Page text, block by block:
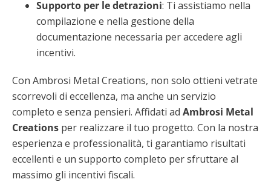
Supporto per le detrazioni: Ti assistiamo nella
compilazione e nella gestione della
documentazione necessaria per accedere agli
incentivi.
Con Ambrosi Metal Creations, non solo ottieni vetrate
scorrevoli di eccellenza, ma anche un servizio
completo e senza pensieri. Affidati ad Ambrosi Metal
Creations per realizzare il tuo progetto. Con la nostra
esperienza e professionalità, ti garantiamo risultati
eccellenti e un supporto completo per sfruttare al
massimo gli incentivi fiscali.